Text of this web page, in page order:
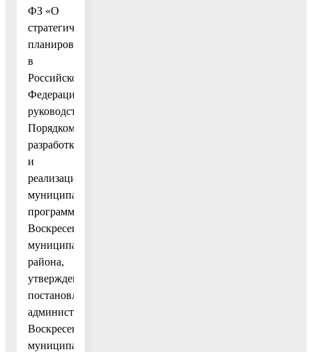
ФЗ «О
стратегическом
планировании
в
Российской
Федерации»,
руководствуясь
Порядком
разработки
и
реализации
муниципальных
программ
Воскресенского
муниципального
района,
утвержденным
постановлением
администрации
Воскресенского
муниципального